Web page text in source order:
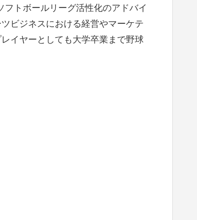
トボールリーグ活性化のアドバイ
ビジネスにおける経営やマーケテ
イヤーとしても大学卒業まで野球